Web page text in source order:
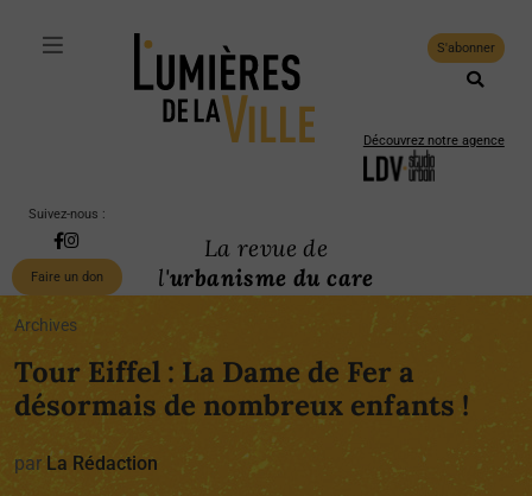
S'abonner
Découvrez notre agence
Suivez-nous :
Faire un don
La revue de
l'urbanisme du care
Archives
Tour Eiffel : La Dame de Fer a
désormais de nombreux enfants !
par La Rédaction